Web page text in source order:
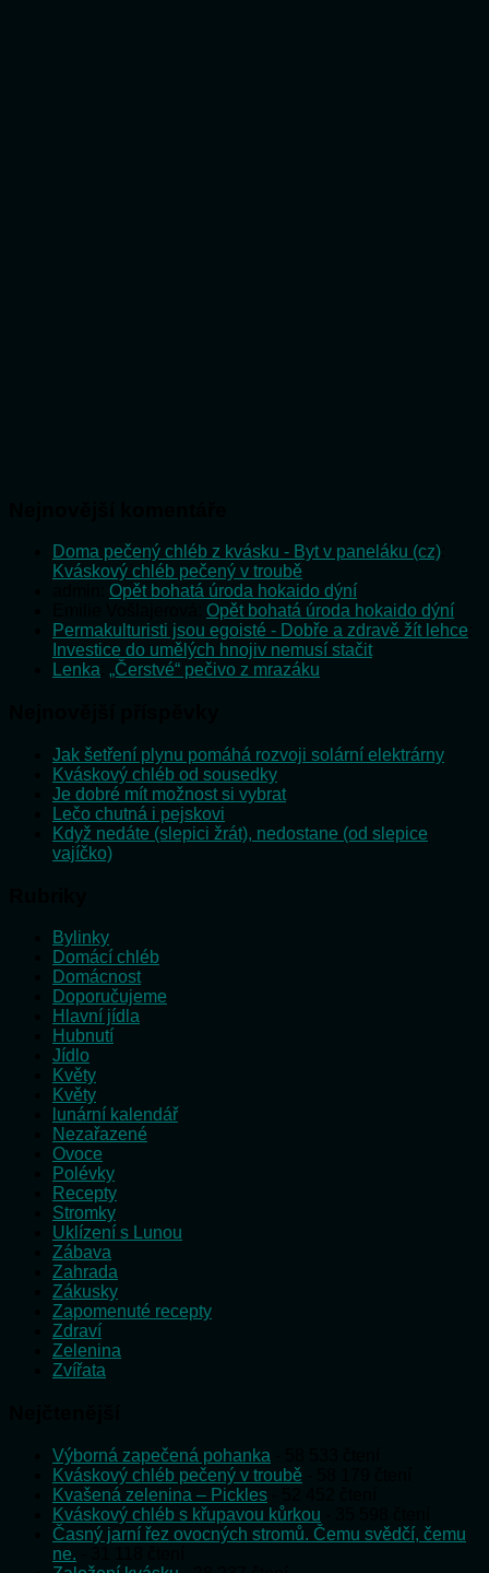
Doma pečený chléb z kvásku - Byt v paneláku (cz)
Kváskový chléb pečený v troubě
Opět bohatá úroda hokaido dýní
Opět bohatá úroda hokaido dýní
Permakulturisti jsou egoisté - Dobře a zdravě žít lehce
Investice do umělých hnojiv nemusí stačit
Lenka „Čerstvé“ pečivo z mrazáku
Jak šetření plynu pomáhá rozvoji solární elektrárny
Kváskový chléb od sousedky
Je dobré mít možnost si vybrat
Lečo chutná i pejskovi
Když nedáte (slepici žrát), nedostane (od slepice
vajíčko)
Bylinky
Domácí chléb
Domácnost
Doporučujeme
Hlavní jídla
Hubnutí
Jídlo
Květy
Květy
lunární kalendář
Nezařazené
Ovoce
Polévky
Recepty
Stromky
Uklízení s Lunou
Zábava
Zahrada
Zákusky
Zapomenuté recepty
Zdraví
Zelenina
Zvířata
Výborná zapečená pohanka
Kváskový chléb pečený v troubě
Kvašená zelenina – Pickles
Kváskový chléb s křupavou kůrkou
Časný jarní řez ovocných stromů. Čemu svědčí, čemu
ne.